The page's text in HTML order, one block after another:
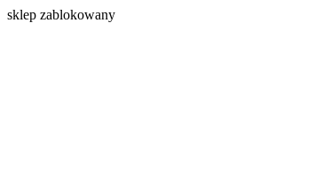
sklep zablokowany